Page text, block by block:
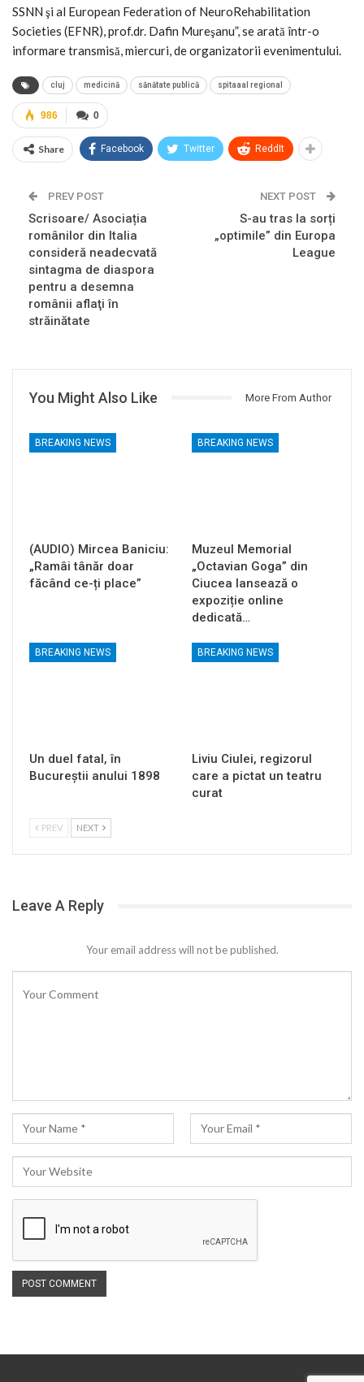
SSNN şi al European Federation of NeuroRehabilitation
Societies (EFNR), prof.dr. Dafin Mureşanu”, se arată într-o
informare transmisă, miercuri, de organizatorii evenimentului.
cluj medicină sănătate publică spitaaal regional
0
986
Share Facebook Twitter ReddIt
PREV POST
Scrisoare/ Asociația
românilor din Italia
consideră neadecvată
sintagma de diaspora
pentru a desemna
românii aflaţi în
străinătate
NEXT POST
S-au tras la sorți
„optimile” din Europa
League
You Might Also Like More From Author
BREAKING NEWS
(AUDIO) Mircea Baniciu:
„Ramâi tânăr doar
făcând ce-ți place”
BREAKING NEWS
Muzeul Memorial
„Octavian Goga” din
Ciucea lansează o
expoziție online
dedicată…
BREAKING NEWS
Un duel fatal, în
Bucureştii anului 1898
BREAKING NEWS
Liviu Ciulei, regizorul
care a pictat un teatru
curat
PREV NEXT
Leave A Reply
Your email address will not be published.